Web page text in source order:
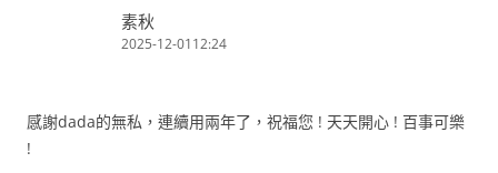
素秋
2025-12-0112:24
感謝dada的無私，連續用兩年了，祝福您 ! 天天開心 ! 百事可樂
!